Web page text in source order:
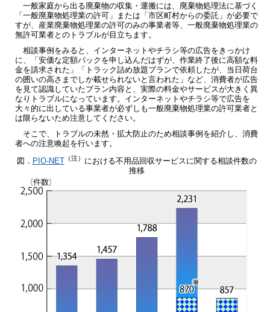
一般家庭から出る廃棄物の収集・運搬には、廃棄物処理法に基づく
「一般廃棄物処理業の許可」または「市区町村からの委託」が必要で
すが、産業廃棄物処理業の許可のみの事業者等、一般廃棄物処理業の
無許可業者とのトラブルが目立ちます。
相談事例をみると、インターネットやチラシ等の広告をきっかけ
に、「安価な定額パックを申し込んだはずが、作業終了後に高額な料
金を請求された」「トラック詰め放題プランで依頼したが、当日荷台
の囲いの高さまでしか載せられないと言われた」など、消費者が広告
を見て認識していたプラン内容と、実際の料金やサービスが大きく異
なりトラブルになっています。インターネットやチラシ等で広告を
大々的に出している事業者が必ずしも一般廃棄物処理業の許可業者と
は限らないため注意してください。
そこで、トラブルの未然・拡大防止のため相談事例を紹介し、消費
者への注意喚起を行います。
図． PIO-NET（注）
における不用品回収サービスに関する相談件数の
推移